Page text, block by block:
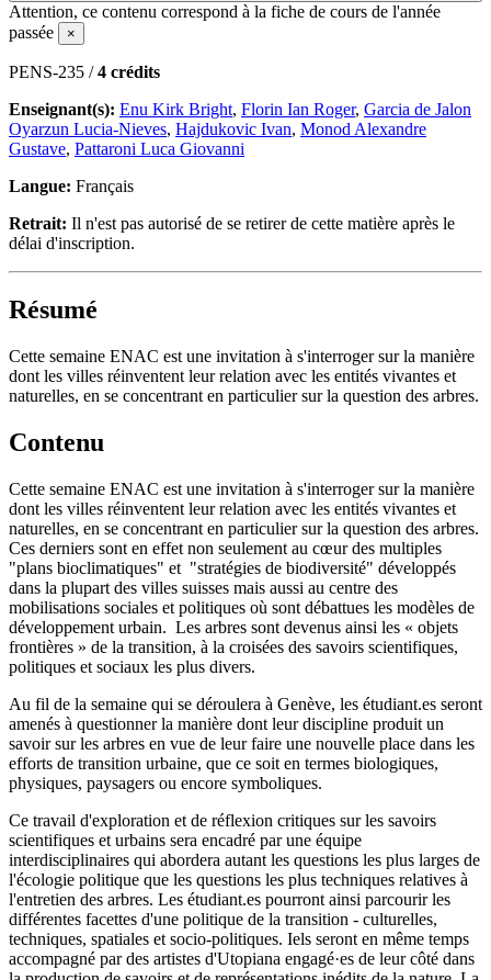
Attention, ce contenu correspond à la fiche de cours de l'année
passée
×
PENS-235 /4 crédits
Enseignant(s): Enu Kirk Bright, Florin Ian Roger, Garcia de Jalon
Oyarzun Lucia-Nieves, Hajdukovic Ivan, Monod Alexandre
Gustave, Pattaroni Luca Giovanni
Langue: Français
Retrait: Il n'est pas autorisé de se retirer de cette matière après le
délai d'inscription.
Résumé
Cette semaine ENAC est une invitation à s'interroger sur la manière
dont les villes réinventent leur relation avec les entités vivantes et
naturelles, en se concentrant en particulier sur la question des arbres.
Contenu
Cette semaine ENAC est une invitation à s'interroger sur la manière
dont les villes réinventent leur relation avec les entités vivantes et
naturelles, en se concentrant en particulier sur la question des arbres.
Ces derniers sont en effet non seulement au cœur des multiples
"plans bioclimatiques" et "stratégies de biodiversité" développés
dans la plupart des villes suisses mais aussi au centre des
mobilisations sociales et politiques où sont débattues les modèles de
développement urbain. Les arbres sont devenus ainsi les « objets
frontières » de la transition, à la croisées des savoirs scientifiques,
politiques et sociaux les plus divers.
Au fil de la semaine qui se déroulera à Genève, les étudiant.es seront
amenés à questionner la manière dont leur discipline produit un
savoir sur les arbres en vue de leur faire une nouvelle place dans les
efforts de transition urbaine, que ce soit en termes biologiques,
physiques, paysagers ou encore symboliques.
Ce travail d'exploration et de réflexion critiques sur les savoirs
scientifiques et urbains sera encadré par une équipe
interdisciplinaires qui abordera autant les questions les plus larges de
l'écologie politique que les questions les plus techniques relatives à
l'entretien des arbres. Les étudiant.es pourront ainsi parcourir les
différentes facettes d'une politique de la transition - culturelles,
techniques, spatiales et socio-politiques. Iels seront en même temps
accompagné par des artistes d'Utopiana engagé·es de leur côté dans